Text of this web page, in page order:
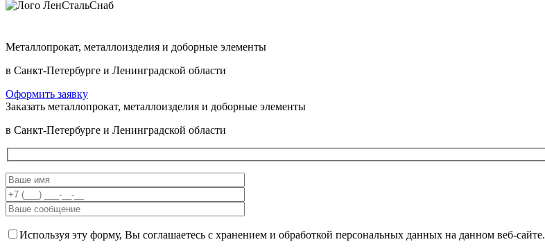
Металлопрокат, металлоизделия и доборные элементы
в Санкт-Петербурге и Ленинградской области
Оформить заявку
Заказать металлопрокат, металлоизделия и доборные элементы
в Санкт-Петербурге и Ленинградской области
Используя эту форму, Вы соглашаетесь с хранением и обработкой персональных данных на данном веб-сайте.